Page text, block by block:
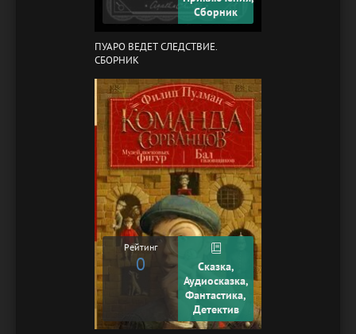
Сборник
ПУАРО ВЕДЕТ СЛЕДСТВИЕ.
СБОРНИК
Рейтинг
0
Сказка,
Аудиосказка,
Фантастика,
Детектив